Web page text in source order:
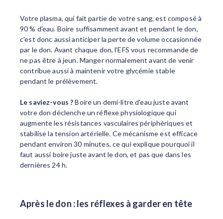
Votre plasma, qui fait partie de votre sang, est composé à
90 % d'eau. Boire suffisamment avant et pendant le don,
c'est donc aussi anticiperla perte de volume occasionnée
par le don. Avant chaque don, l'EFS vous recommande de
ne pas être à jeun. Manger normalement avant de venir
contribue aussi à maintenir votre glycémie stable
pendant le prélèvement.
Le saviez-vous ?Boire un demi-litre d'eau juste avant
votre don déclenche un réflexe physiologique qui
augmente les résistances vasculaires périphériques et
stabilise la tension artérielle. Ce mécanisme est efficace
pendant environ 30 minutes, ce qui explique pourquoi il
faut aussi boire juste avant le don, et pas que dans les
dernières 24 h.
Après le don : les réflexes à garder en tête